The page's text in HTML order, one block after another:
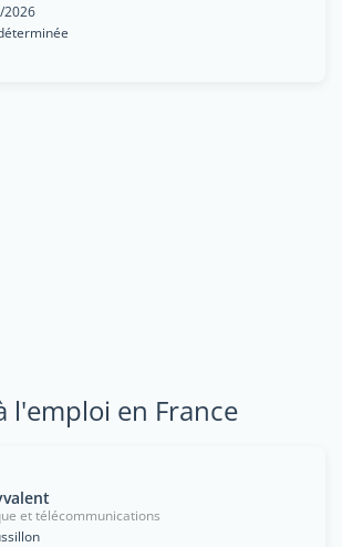
2026
l'emploi en France
et télécommunications